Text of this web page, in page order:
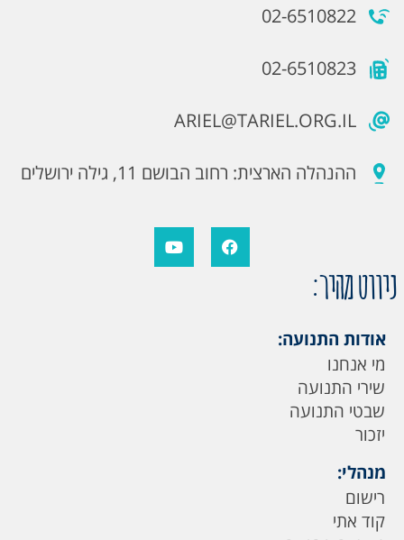
02-6510822
02-6510823
ARIEL@TARIEL.ORG.IL
ההנהלה הארצית: רחוב הבושם 11, גילה ירושלים
ניווט מהיר:
אודות התנועה:
מי אנחנו
שירי התנועה
שבטי התנועה
יזכור
מנהלי:
רישום
קוד אתי